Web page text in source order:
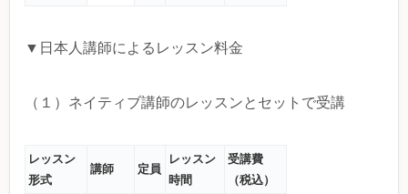
▼日本人講師によるレッスン料金
（１）ネイティブ講師のレッスンとセットで受講
レッスン
形式
講師 定員
レッスン
時間
受講費
（税込）